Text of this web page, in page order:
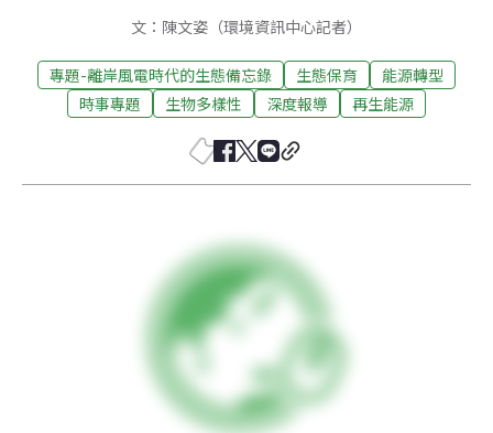
文：陳文姿（環境資訊中心記者）
專題-離岸風電時代的生態備忘錄 生態保育
能源轉型
時事專題
生物多樣性 深度報導 再生能源